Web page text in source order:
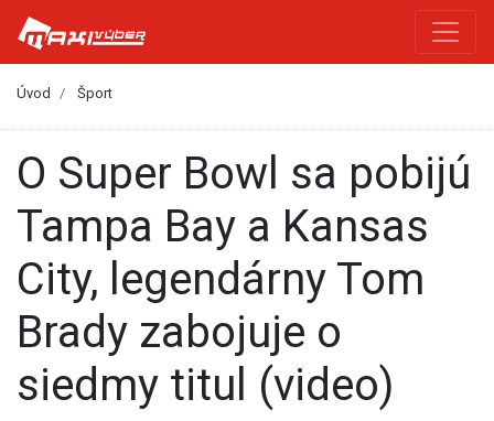
Úvod Šport
O Super Bowl sa pobijú
Tampa Bay a Kansas
City, legendárny Tom
Brady zabojuje o
siedmy titul (video)